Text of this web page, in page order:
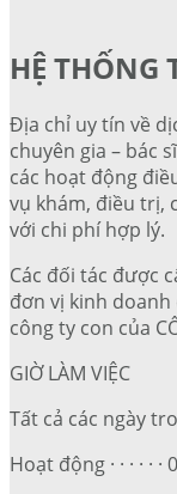
HỆ THỐNG
Địa chỉ uy tín về
chuyên gia – bác
các hoạt động
vụ khám, điều trị,
với chi phí hợp lý.
Các đối tác được
đơn vị kinh
công ty con của
GIỜ LÀM VIỆC
Tất cả các ngày
Hoạt động · · · · ·